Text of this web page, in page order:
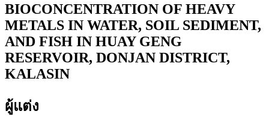
BIOCONCENTRATION OF HEAVY
METALS IN WATER, SOIL SEDIMENT,
AND FISH IN HUAY GENG
RESERVOIR, DONJAN DISTRICT,
KALASIN
ผู้แต่ง